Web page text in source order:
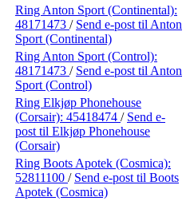
Ring Anton Sport (Continental):
48171473 / Send e-post til Anton
Sport (Continental)
Ring Anton Sport (Control):
48171473 / Send e-post til Anton
Sport (Control)
Ring Elkjøp Phonehouse
(Corsair): 45418474 / Send e-
post til Elkjøp Phonehouse
(Corsair)
Ring Boots Apotek (Cosmica):
52811100 / Send e-post til Boots
Apotek (Cosmica)